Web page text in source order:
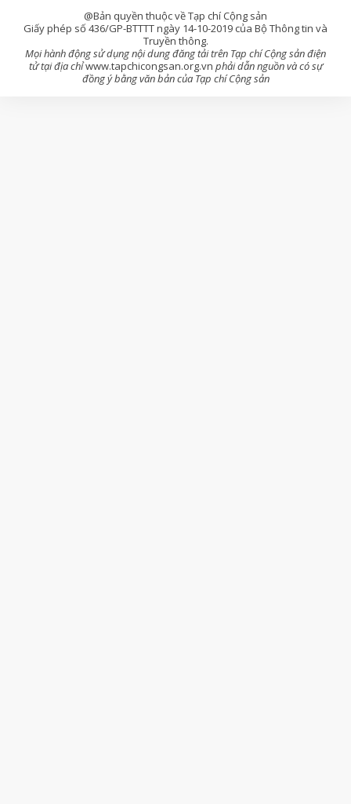
@Bản quyền thuộc về Tạp chí Cộng sản
Giấy phép số 436/GP-BTTTT ngày 14-10-2019 của Bộ Thông tin và
Truyền thông.
Mọi hành động sử dụng nội dung đăng tải trên Tạp chí Cộng sản điện
tử tại địa chỉwww.tapchicongsan.org.vn phải dẫn nguồn và có sự
đồng ý bằng văn bản của Tạp chí Cộng sản